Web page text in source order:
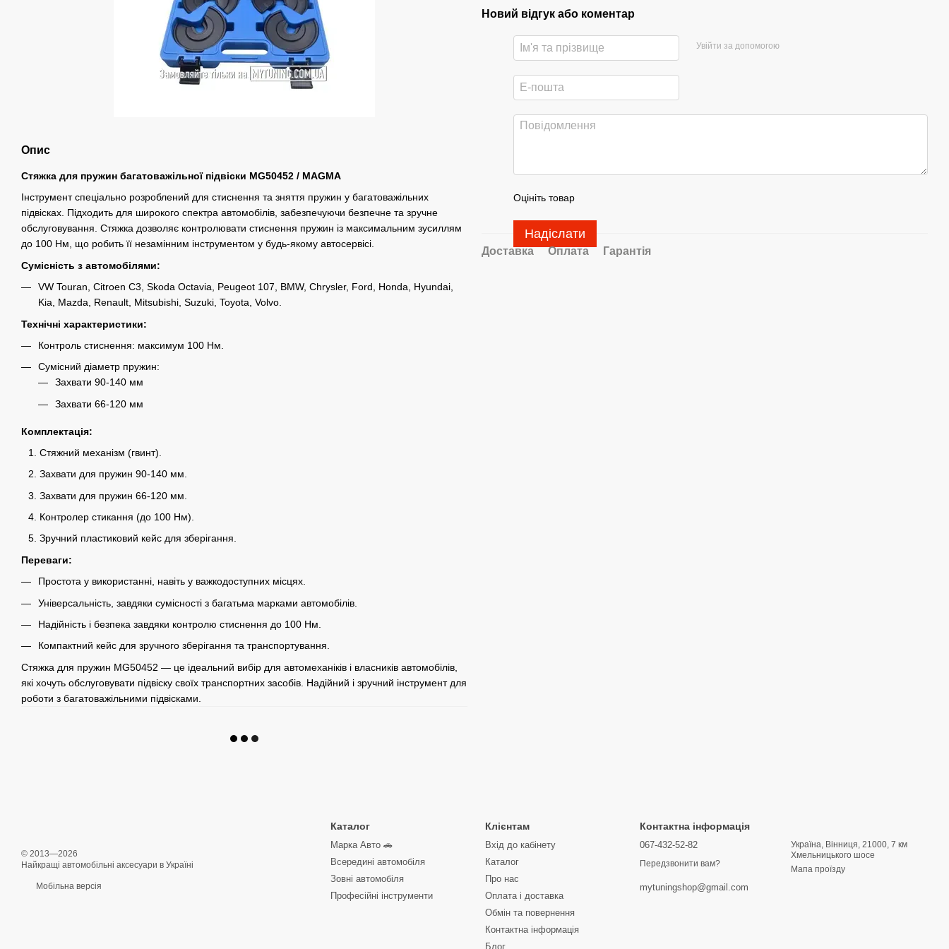
Опис
Стяжка для пружин багатоважільної підвіски MG50452 / MAGMA
Інструмент спеціально розроблений для стиснення та зняття пружин у багатоважільних
підвісках. Підходить для широкого спектра автомобілів, забезпечуючи безпечне та зручне
обслуговування. Стяжка дозволяє контролювати стиснення пружин із максимальним зусиллям
до 100 Нм, що робить її незамінним інструментом у будь-якому автосервісі.
Сумісність з автомобілями:
VW Touran, Citroen C3, Skoda Octavia, Peugeot 107, BMW, Chrysler, Ford, Honda, Hyundai,
Kia, Mazda, Renault, Mitsubishi, Suzuki, Toyota, Volvo.
Технічні характеристики:
Контроль стиснення: максимум 100 Нм.
Сумісний діаметр пружин:
Захвати 90-140 мм
Захвати 66-120 мм
Комплектація:
Стяжний механізм (гвинт).
Захвати для пружин 90-140 мм.
Захвати для пружин 66-120 мм.
Контролер стикання (до 100 Нм).
Зручний пластиковий кейс для зберігання.
Переваги:
Простота у використанні, навіть у важкодоступних місцях.
Універсальність, завдяки сумісності з багатьма марками автомобілів.
Надійність і безпека завдяки контролю стиснення до 100 Нм.
Компактний кейс для зручного зберігання та транспортування.
Стяжка для пружин MG50452 — це ідеальний вибір для автомеханіків і власників автомобілів,
які хочуть обслуговувати підвіску своїх транспортних засобів. Надійний і зручний інструмент для
роботи з багатоважільними підвісками.
Новий відгук або коментар
Увійти за допомогою
Оцініть товар
Надіслати
Доставка Оплата Гарантія
© 2013—2026
Найкращі автомобільні аксесуари в Україні
Мобільна версія
Каталог
Марка Авто 🚗
Всередині автомобіля
Зовні автомобіля
Професійні інструменти
Клієнтам
Вхід до кабінету
Каталог
Про нас
Оплата і доставка
Обмін та повернення
Контактна інформація
Блог
Контактна інформація
067-432-52-82
Передзвонити вам?
mytuningshop@gmail.com
Україна, Вінниця, 21000, 7 км
Хмельницького шосе
Мапа проїзду